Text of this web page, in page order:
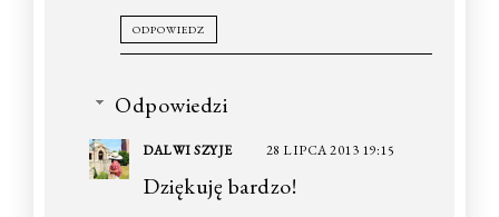
ODPOWIEDZ
Odpowiedzi
DALWI SZYJE 28 LIPCA 2013 19:15
Dziękuję bardzo!